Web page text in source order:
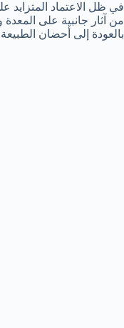
في ظل الاعتماد المتزايد
من آثار جانبية على المعدة
بالعودة إلى أحضان